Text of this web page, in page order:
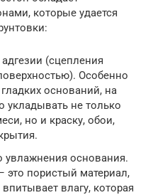
которые удается
(сцепления
Особенно
оснований, на
укладывать не только
но и краску, обои,
увлажнения основания.
это пористый материал,
влагу, которая